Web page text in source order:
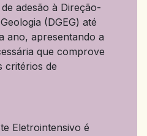
adesão à Direção-
(DGEG) até
ano, apresentando a
que comprove
critérios de
Eletrointensivo é